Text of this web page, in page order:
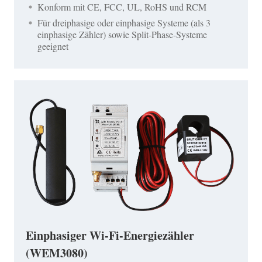
Konform mit CE, FCC, UL, RoHS und RCM
Für dreiphasige oder einphasige Systeme (als 3
einphasige Zähler) sowie Split-Phase-Systeme
geeignet
Einphasiger Wi-Fi-Energiezähler
(WEM3080)